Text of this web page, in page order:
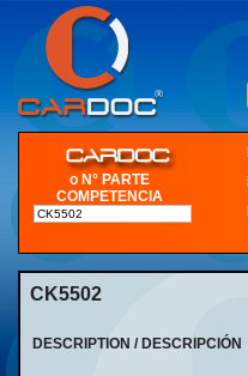
o N° PARTE
COMPETENCIA
CK5502
DESCRIPTION / DESCRIPCIÓN